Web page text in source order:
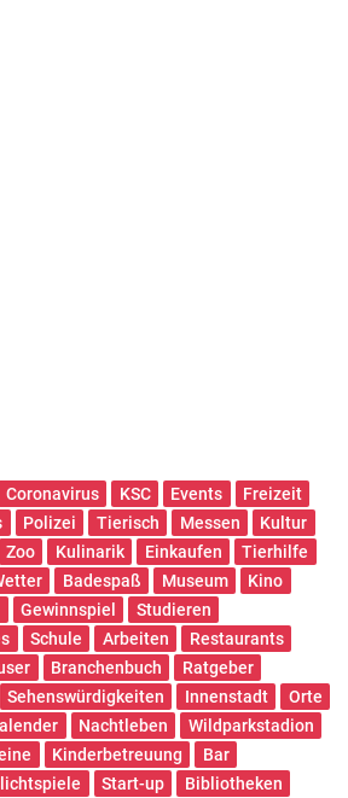
Coronavirus KSC Events
Freizeit
Polizei Tierisch Messen
Kultur
Zoo Kulinarik Einkaufen
Tierhilfe
Badespaß Museum
Kino
Gewinnspiel
Studieren
Schule Arbeiten
Restaurants
Branchenbuch
Ratgeber
Sehenswürdigkeiten Innenstadt
Orte
Nachtleben
Wildparkstadion
Kinderbetreuung
Bar
Start-up
Bibliotheken